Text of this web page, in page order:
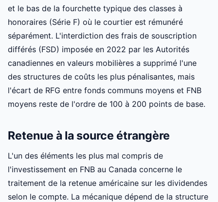
et le bas de la fourchette typique des classes à
honoraires (Série F) où le courtier est rémunéré
séparément. L'interdiction des frais de souscription
différés (FSD) imposée en 2022 par les Autorités
canadiennes en valeurs mobilières a supprimé l'une
des structures de coûts les plus pénalisantes, mais
l'écart de RFG entre fonds communs moyens et FNB
moyens reste de l'ordre de 100 à 200 points de base.
Retenue à la source étrangère
L'un des éléments les plus mal compris de
l'investissement en FNB au Canada concerne le
traitement de la retenue américaine sur les dividendes
selon le compte. La mécanique dépend de la structure